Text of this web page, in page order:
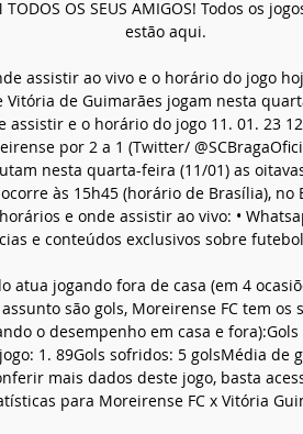
TODOS OS SEUS AMIGOS! Todos os
estão aqui.
assistir ao vivo e o horário do jogo
Vitória de Guimarães jogam nesta
assistir e o horário do jogo 11. 01. 23
por 2 a 1 (Twitter/
nesta quarta-feira (11/01) as
às 15h45 (horário de Brasília),
e onde assistir ao vivo: •
e conteúdos exclusivos sobre
atua jogando fora de casa (em 4
são gols, Moreirense FC tem
o desempenho em casa e
1. 89Gols sofridos: 5 golsMédia de
mais dados deste jogo, basta
para Moreirense FC x Vitória